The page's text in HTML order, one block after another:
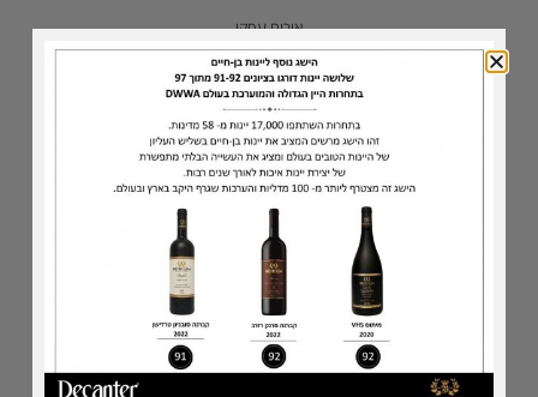
אירוח עסקי
טעימות בסלון היינן
נקודות מכירה
כתבו עלינו
גלרית תמונות
סדרת היינות
יינות לבנים
הסדרה המסורתית
הסדרה השמורה
הסדרה הנדירה
סדרת הדגל